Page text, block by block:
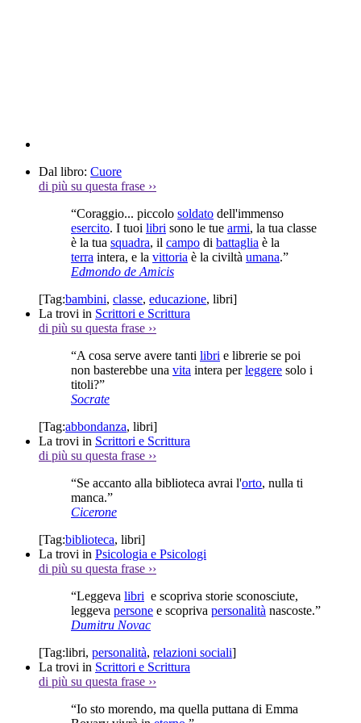
Dal libro: Cuore
di più su questa frase ››
“Coraggio... piccolo soldato dell'immenso
esercito. I tuoi libri sono le tue armi, la tua classe
è la tua squadra, il campo di battaglia è la
terra intera, e la vittoria è la civiltà umana.”
Edmondo de Amicis
[Tag:bambini, classe, educazione, libri]
La trovi in Scrittori e Scrittura
di più su questa frase ››
“A cosa serve avere tanti libri e librerie se poi
non basterebbe una vita intera perleggere solo i
titoli?”
Socrate
[Tag:abbondanza, libri]
La trovi in Scrittori e Scrittura
di più su questa frase ››
“Se accanto alla biblioteca avrai l'orto, nulla ti
manca.”
Cicerone
[Tag:biblioteca, libri]
La trovi in Psicologia e Psicologi
di più su questa frase ››
“Leggeva libri e scopriva storie sconosciute,
leggeva persone e scopriva personalità nascoste.”
Dumitru Novac
[Tag:libri, personalità, relazioni sociali]
La trovi in Scrittori e Scrittura
di più su questa frase ››
“Io sto morendo, ma quella puttana di Emma